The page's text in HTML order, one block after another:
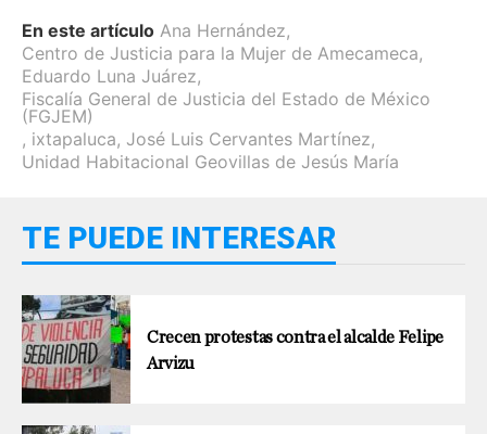
En este artículo Ana Hernández,
Centro de Justicia para la Mujer de Amecameca,
Eduardo Luna Juárez,
Fiscalía General de Justicia del Estado de México
(FGJEM)
, ixtapaluca, José Luis Cervantes Martínez,
Unidad Habitacional Geovillas de Jesús María
TE PUEDE INTERESAR
Crecen protestas contra el alcalde Felipe
Arvizu